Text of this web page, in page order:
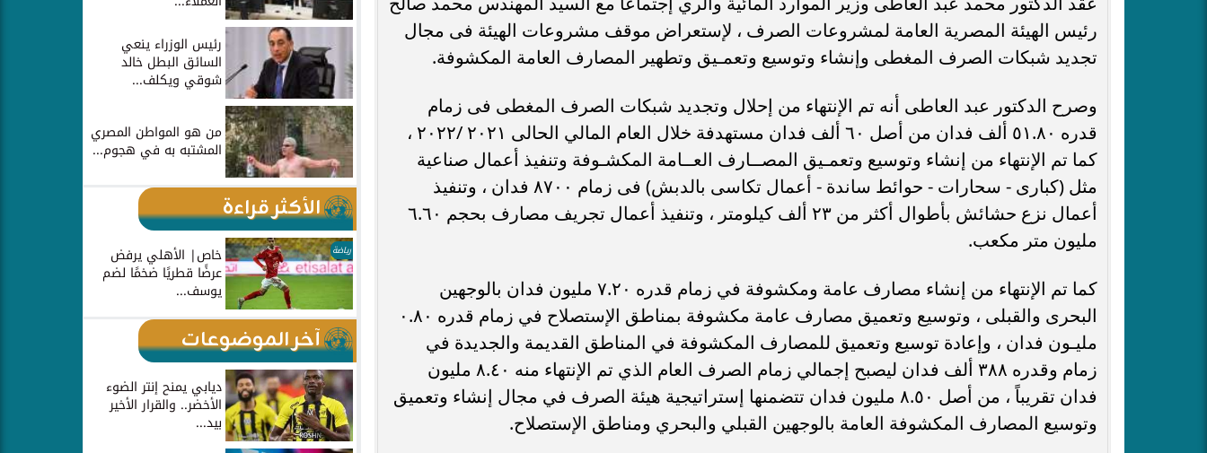
رئيس الهيئة المصرية العامة لمشروعات الصرف ، لإستعراض موقف مشروعات الهيئة فى مجال
تجديد شبكات الصرف المغطى وإنشاء وتوسيع وتعمـيق وتطهير المصارف العامة المكشوفة.
وصرح الدكتور عبد العاطى أنه تم الإنتهاء من إحلال وتجديد شبكات الصرف المغطى فى زمام
قدره ٥١.٨٠ ألف فدان من أصل ٦٠ ألف فدان مستهدفة خلال العام المالي الحالى ٢٠٢١ /٢٠٢٢ ،
كما تم الإنتهاء من إنشاء وتوسيع وتعمـيق المصــارف العــامة المكشـوفة وتنفيذ أعمال صناعية
مثل (كبارى - سحارات - حوائط ساندة - أعمال تكاسى بالدبش) فى زمام ٨٧٠٠ فدان ، وتنفيذ
أعمال نزع حشائش بأطوال أكثر من ٢٣ ألف كيلومتر ، وتنفيذ أعمال تجريف مصارف بحجم ٦.٦٠
مليون متر مكعب.
كما تم الإنتهاء من إنشاء مصارف عامة ومكشوفة في زمام قدره ٧.٢٠ مليون فدان بالوجهين
البحرى والقبلى ، وتوسيع وتعميق مصارف عامة مكشوفة بمناطق الإستصلاح في زمام قدره ٠.٨٠
مليـون فدان ، وإعادة توسيع وتعميق للمصارف المكشوفة في المناطق القديمة والجديدة في
زمام وقدره ٣٨٨ ألف فدان ليصبح إجمالي زمام الصرف العام الذي تم الإنتهاء منه ٨.٤٠ مليون
فدان تقريباً ، من أصل ٨.٥٠ مليون فدان تتضمنها إستراتيجية هيئة الصرف في مجال إنشاء وتعميق
وتوسيع المصارف المكشوفة العامة بالوجهين القبلي والبحري ومناطق الإستصلاح.
رئيس الوزراء ينعي
السائق البطل خالد
شوقي ويكلف...
من هو المواطن المصري
المشتبه به في هجوم...
الأكثر قراءة
رياضة خاص| الأهلي يرفض
عرضًا قطريًا ضخمًا لضم
يوسف...
آخر الموضوعات
ديابي يمنح إنتر الضوء
الأخضر.. والقرار الأخير
بيد...